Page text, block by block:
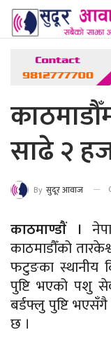
साढे २
By सुदूर आवाज
काठमाण्डाैं ।
काठमाडौँको
फटुङका स्थानीय
पुष्टि भएको पशु
बर्डफ्लु पुष्टि
छ ।